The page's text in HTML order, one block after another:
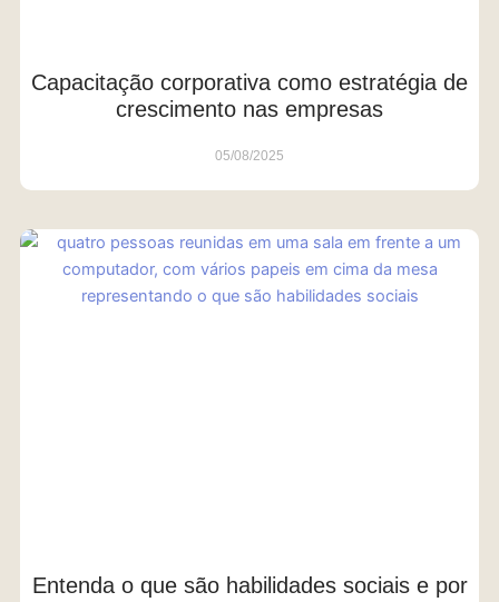
Capacitação corporativa como estratégia de
crescimento nas empresas
05/08/2025
Entenda o que são habilidades sociais e por